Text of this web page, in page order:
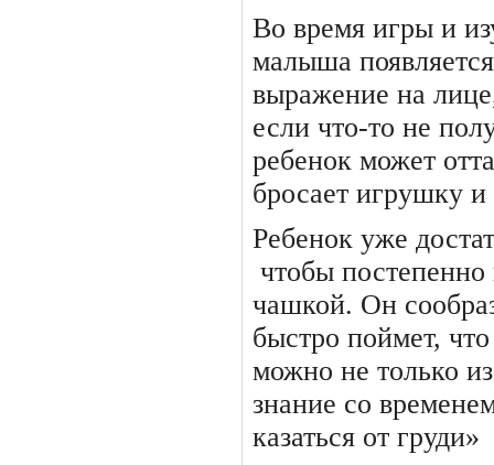
Во время игры и
малыша
выражение на
если что-то не
ребенок может
бросает игрушку и
Ребенок уже
чтобы
чашкой. Он
быстро поймет,
можно не только
знание со
казаться от груди»